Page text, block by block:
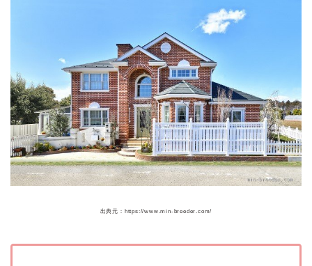
出典元：https://www.min-breeder.com/